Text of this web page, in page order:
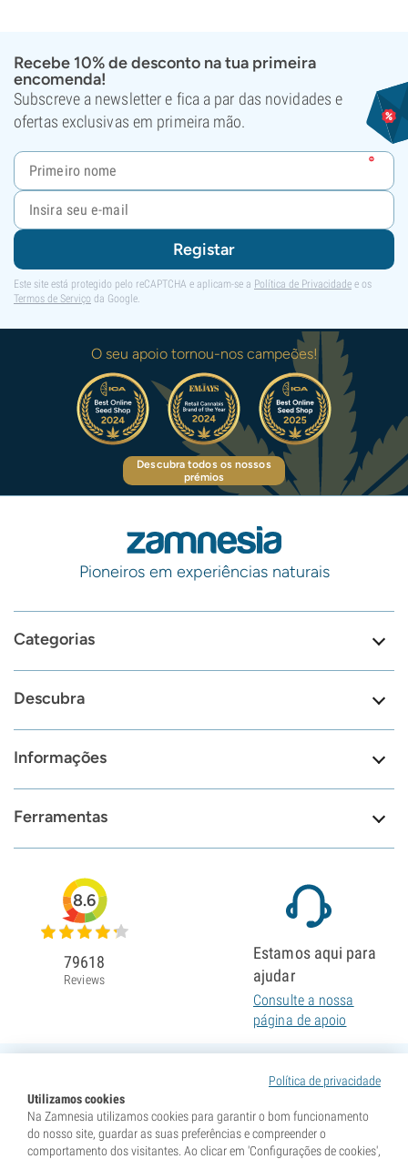
Recebe 10% de desconto na tua primeira
encomenda!
Subscreve a newsletter e fica a par das novidades e
ofertas exclusivas em primeira mão.
Registar
Este site está protegido pelo reCAPTCHA e aplicam-se a Política de Privacidade e os
Termos de Serviço da Google.
O seu apoio tornou-nos campeões!
Descubra todos os nossos
prémios
Pioneiros em experiências naturais
Categorias
Descubra
Informações
Ferramentas
Política de privacidade
Utilizamos cookies
Na Zamnesia utilizamos cookies para garantir o bom funcionamento
do nosso site, guardar as suas preferências e compreender o
comportamento dos visitantes. Ao clicar em 'Configurações de cookies',
8.6
79618
Reviews
Estamos aqui para
ajudar
Consulte a nossa
página de apoio